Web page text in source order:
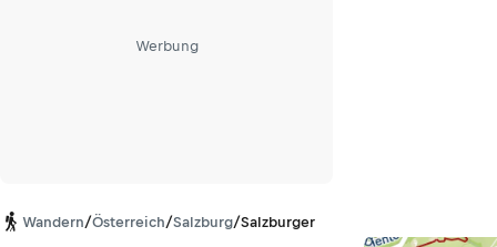
Werbung
Wandern/Österreich/Salzburg/Salzburger Schieferalpen